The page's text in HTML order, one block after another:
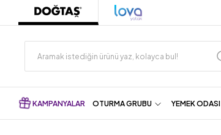
KAMPANYALAR OTURMA GRUBU YEMEK ODASI